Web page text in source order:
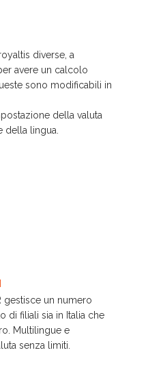
diverse, a
avere un calcolo
sono modificabili in
della valuta
della lingua.
gestisce un numero
di filiali sia in Italia che
Multilingue e
senza limiti.